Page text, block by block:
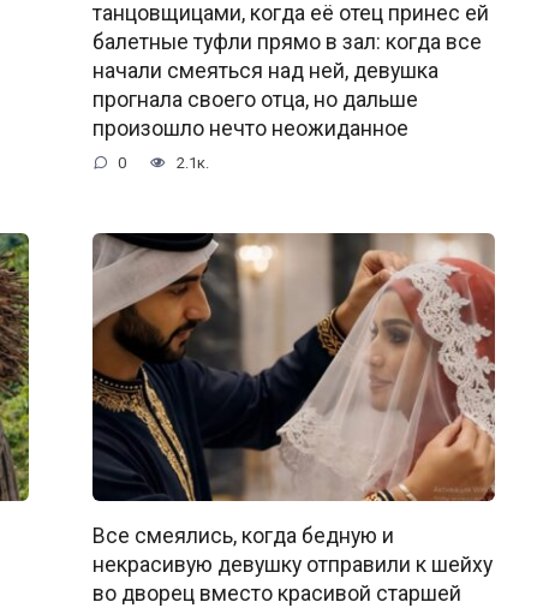
танцовщицами, когда её отец принес ей
балетные туфли прямо в зал: когда все
начали смеяться над ней, девушка
прогнала своего отца, но дальше
произошло нечто неожиданное
0 2.1к.
Все смеялись, когда бедную и
некрасивую девушку отправили к шейху
во дворец вместо красивой старшей